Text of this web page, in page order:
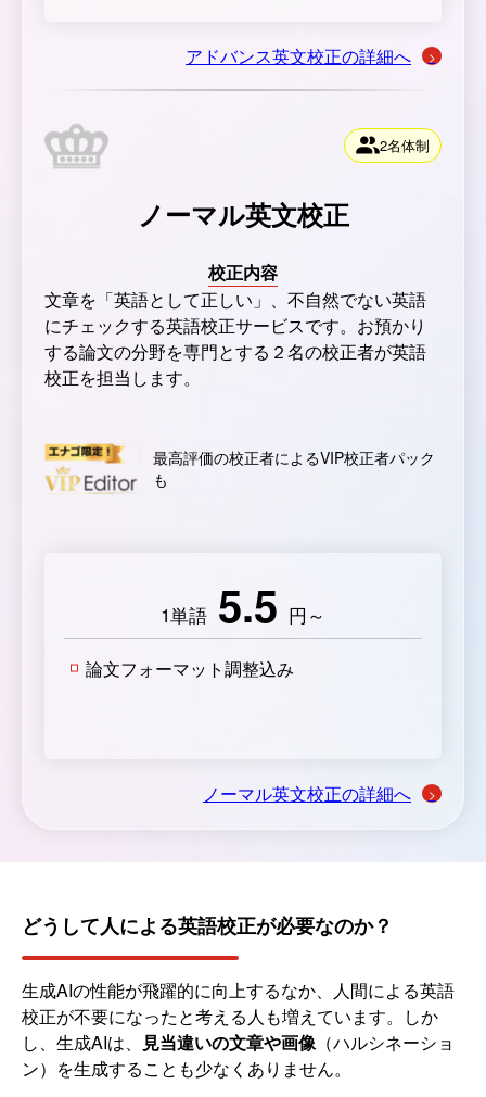
アドバンス英文校正の詳細へ
2名体制
ノーマル英文校正
校正内容
文章を「英語として正しい」、不自然でない英語
にチェックする英語校正サービスです。お預かり
する論文の分野を専門とする２名の校正者が英語
校正を担当します。
最高評価の校正者によるVIP校正者パック
も
1単語 5.5 円～
論文フォーマット調整込み
ノーマル英文校正の詳細へ
どうして人による英語校正が必要なのか？
生成AIの性能が飛躍的に向上するなか、人間による英語
校正が不要になったと考える人も増えています。しか
し、生成AIは、
見当違いの文章や画像（ハルシネーショ
ン）を生成することも少なくありません。